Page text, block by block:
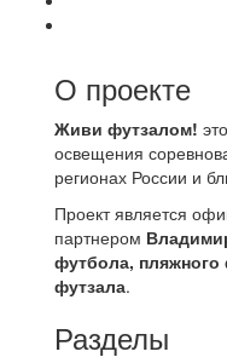
О проекте
Живи футзалом!
освещения
регионах России и
Проект является
партнером
футбола,
футзала.
Разделы